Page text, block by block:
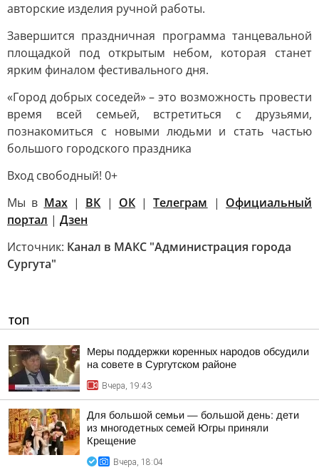
авторские изделия ручной работы.
Завершится праздничная программа танцевальной
площадкой под открытым небом, которая станет
ярким финалом фестивального дня.
«Город добрых соседей» – это возможность провести
время всей семьей, встретиться с друзьями,
познакомиться с новыми людьми и стать частью
большого городского праздника
Вход свободный! 0+
Мы в Max| ВК | ОК|Телеграм | Официальный
портал | Дзен
Источник: Канал в МАКС "Администрация города
Сургута"
ТОП
Меры поддержки коренных народов обсудили
на совете в Сургутском районе
Вчера, 19:43
Для большой семьи — большой день: дети
из многодетных семей Югры приняли
Крещение
Вчера, 18:04